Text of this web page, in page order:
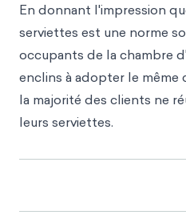
En donnant l'impression
serviettes est une norme
occupants de la chambre
enclins à adopter le même
la majorité des clients ne
leurs serviettes.